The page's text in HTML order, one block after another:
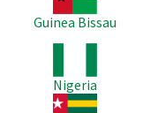
Guinea Bissau
Nigeria
Imagem